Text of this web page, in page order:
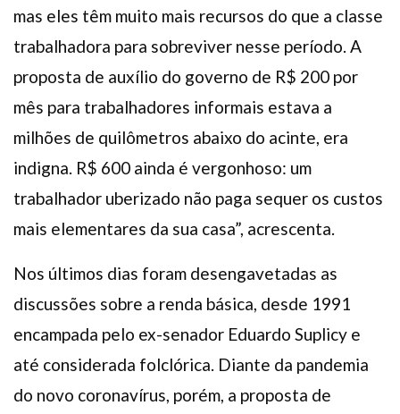
mas eles têm muito mais recursos do que a classe
trabalhadora para sobreviver nesse período. A
proposta de auxílio do governo de R$ 200 por
mês para trabalhadores informais estava a
milhões de quilômetros abaixo do acinte, era
indigna. R$ 600 ainda é vergonhoso: um
trabalhador uberizado não paga sequer os custos
mais elementares da sua casa”, acrescenta.
Nos últimos dias foram desengavetadas as
discussões sobre a renda básica, desde 1991
encampada pelo ex-senador Eduardo Suplicy e
até considerada folclórica. Diante da pandemia
do novo coronavírus, porém, a proposta de